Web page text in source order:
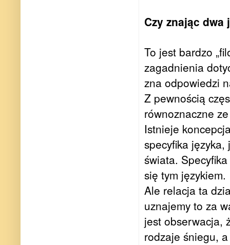
Czy znając
To jest bardzo
zagadnienia
zna odpowiedzi
Z pewnością
równoznaczne
Istnieje
specyfika języka,
świata.
się tym językiem.
Ale relacja ta
uznajemy to za
jest obserwacja,
rodzaje śniegu,